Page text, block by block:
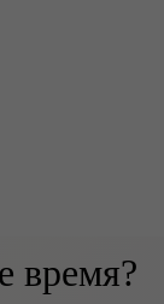
время?